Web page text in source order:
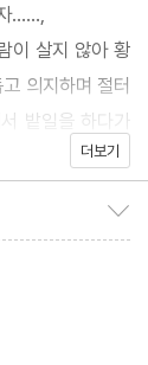
……,
이 살지 않아 황
의지하며 절터
밭일을 하다가
괴담 자리를 쉬
려주고 수상한
부동명왕 상을
더보기